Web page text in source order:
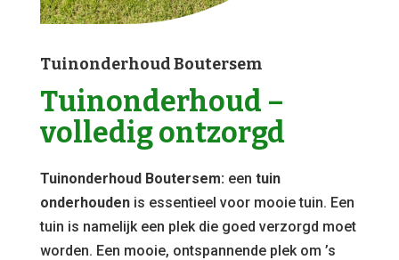
Tuinonderhoud Boutersem
Tuinonderhoud –
volledig ontzorgd
Tuinonderhoud Boutersem: een tuin
onderhoudenis essentieel voor mooie tuin. Een
tuin is namelijk een plek die goed verzorgd moet
worden. Een mooie, ontspannende plek om ’s